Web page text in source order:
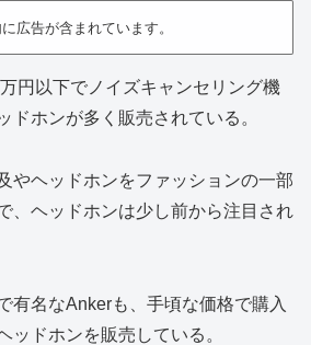
広告が含まれています。
円以下でノイズキャンセリング機
ドホンが多く販売されている。
やヘッドホンをファッションの一部
、ヘッドホンは少し前から注目され
有名なAnkerも、手頃な価格で購入
ッドホンを販売している。